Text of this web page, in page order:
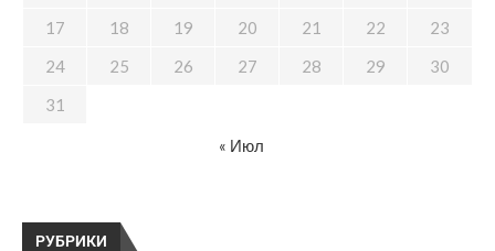
РУБРИКИ
17
18 19 20 21 22
23
24
25 26 27 28 29
30
31
« Июл